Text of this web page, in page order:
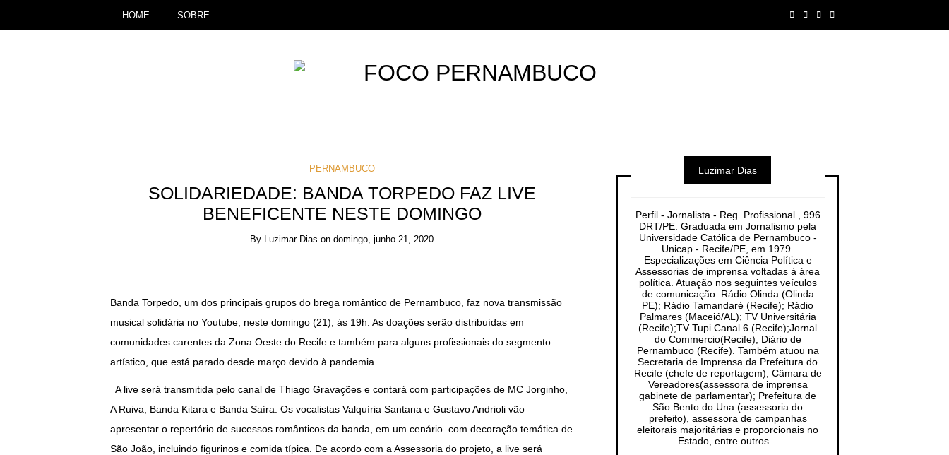
HOME SOBRE
PERNAMBUCO
SOLIDARIEDADE: BANDA TORPEDO FAZ LIVE
BENEFICENTE NESTE DOMINGO
By Luzimar Dias ondomingo, junho 21, 2020
Banda Torpedo, um dos principais grupos do brega romântico de Pernambuco, faz nova transmissão
musical solidária no Youtube, neste domingo (21), às 19h. As doações serão distribuídas em
comunidades carentes da Zona Oeste do Recife e também para alguns profissionais do segmento
artístico, que está parado desde março devido à pandemia.
A live será transmitida pelo canal de Thiago Gravações e contará com participações de MC Jorginho,
A Ruiva, Banda Kitara e Banda Saíra. Os vocalistas Valquíria Santana e Gustavo Andrioli vão
apresentar o repertório de sucessos românticos da banda, em um cenário com decoração temática de
São João, incluindo figurinos e comida típica. De acordo com a Assessoria do projeto, a live será
Luzimar Dias
Perfil - Jornalista - Reg. Profissional , 996
DRT/PE. Graduada em Jornalismo pela
Universidade Católica de Pernambuco -
Unicap - Recife/PE, em 1979.
Especializações em Ciência Política e
Assessorias de imprensa voltadas à área
política. Atuação nos seguintes veículos
de comunicação: Rádio Olinda (Olinda
PE); Rádio Tamandaré (Recife); Rádio
Palmares (Maceió/AL); TV Universitária
(Recife);TV Tupi Canal 6 (Recife);Jornal
do Commercio(Recife); Diário de
Pernambuco (Recife). Também atuou na
Secretaria de Imprensa da Prefeitura do
Recife (chefe de reportagem); Câmara de
Vereadores(assessora de imprensa
gabinete de parlamentar); Prefeitura de
São Bento do Una (assessoria do
prefeito), assessora de campanhas
eleitorais majoritárias e proporcionais no
Estado, entre outros...